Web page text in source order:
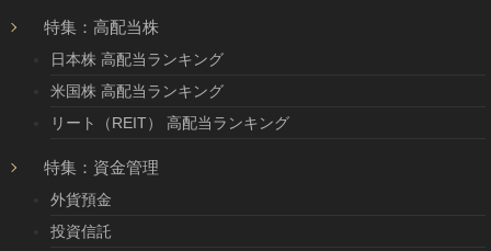
特集：高配当株
日本株 高配当ランキング
米国株 高配当ランキング
リート（REIT） 高配当ランキング
特集：資金管理
外貨預金
投資信託